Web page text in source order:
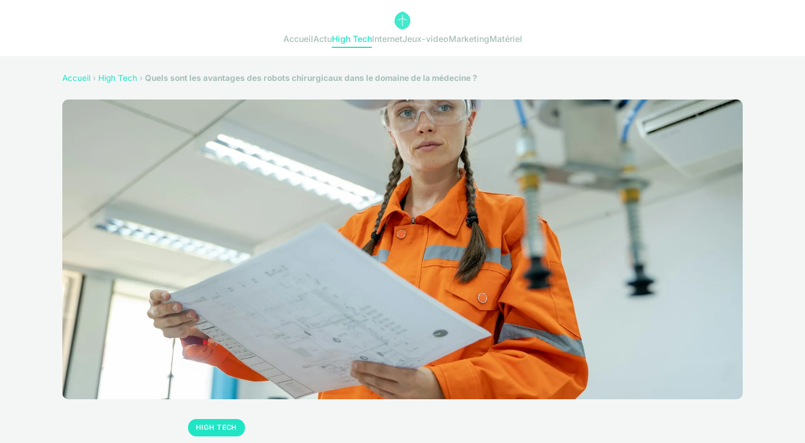
AccueilActuHigh TechInternetJeux-videoMarketingMatériel
Accueil › High Tech › Quels sont les avantages des robots chirurgicaux dans le domaine de la médecine ?
HIGH TECH